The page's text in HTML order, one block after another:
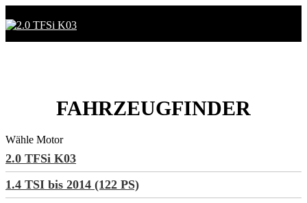
FAHRZEUGFINDER
Wähle Motor
2.0 TFSi K03
1.4 TSI bis 2014 (122 PS)